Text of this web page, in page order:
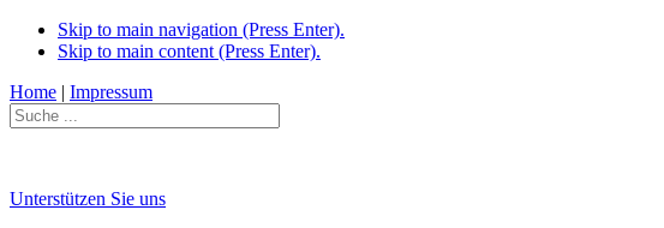
Skip to main navigation (Press Enter).
Skip to main content (Press Enter).
Home | Impressum
Unterstützen Sie uns